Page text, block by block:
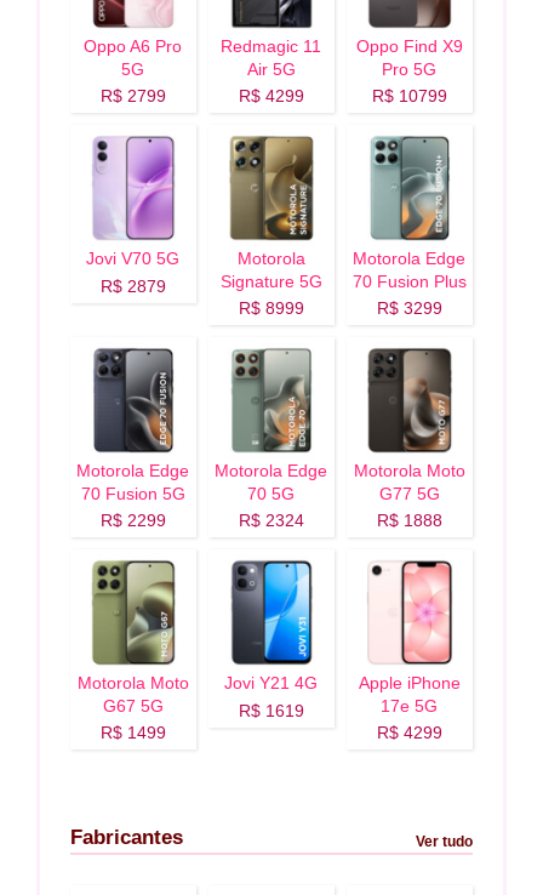
Oppo A6 Pro
5G
R$ 2799
Redmagic 11
Air 5G
R$ 4299
Oppo Find X9
Pro 5G
R$ 10799
Jovi V70 5G
R$ 2879
Motorola
Signature 5G
R$ 8999
Motorola Edge
70 Fusion Plus
5G
R$ 3299
Motorola Edge
70 Fusion 5G
R$ 2299
Motorola Edge
70 5G
R$ 2324
Motorola Moto
G77 5G
R$ 1888
Motorola Moto
G67 5G
R$ 1499
Jovi Y21 4G
R$ 1619
Apple iPhone
17e 5G
R$ 4299
Fabricantes Ver tudo